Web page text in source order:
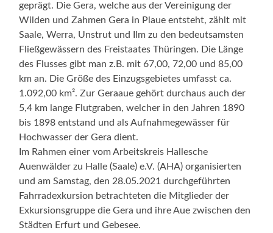
geprägt. Die Gera, welche aus der Vereinigung der
Wilden und Zahmen Gera in Plaue entsteht, zählt mit
Saale, Werra, Unstrut und Ilm zu den bedeutsamsten
Fließgewässern des Freistaates Thüringen. Die Länge
des Flusses gibt man z.B. mit 67,00, 72,00 und 85,00
km an. Die Größe des Einzugsgebietes umfasst ca.
1.092,00 km². Zur Geraaue gehört durchaus auch der
5,4 km lange Flutgraben, welcher in den Jahren 1890
bis 1898 entstand und als Aufnahmegewässer für
Hochwasser der Gera dient.
Im Rahmen einer vom Arbeitskreis Hallesche
Auenwälder zu Halle (Saale) e.V. (AHA) organisierten
und am Samstag, den 28.05.2021 durchgeführten
Fahrradexkursion betrachteten die Mitglieder der
Exkursionsgruppe die Gera und ihre Aue zwischen den
Städten Erfurt und Gebesee.